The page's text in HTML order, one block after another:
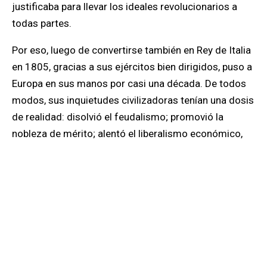
justificaba para llevar los ideales revolucionarios a
todas partes.
Por eso, luego de convertirse también en Rey de Italia
en 1805, gracias a sus ejércitos bien dirigidos, puso a
Europa en sus manos por casi una década. De todos
modos, sus inquietudes civilizadoras tenían una dosis
de realidad: disolvió el feudalismo; promovió la
nobleza de mérito; alentó el liberalismo económico,